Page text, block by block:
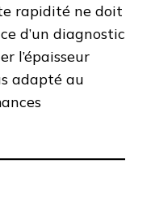
rapidité ne doit
d’un diagnostic
l’épaisseur
adapté au